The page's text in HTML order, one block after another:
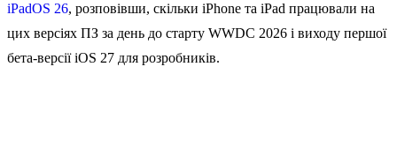
iPadOS 26, розповівши, скільки iPhone та iPad працювали на
цих версіях ПЗ за день до старту WWDC 2026 і виходу першої
бета-версії iOS 27 для розробників.